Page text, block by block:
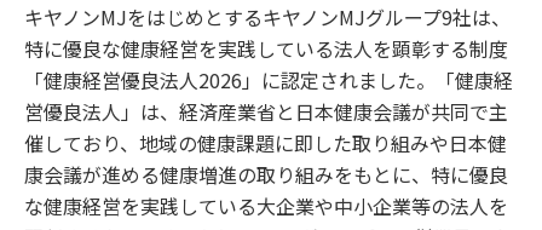
キヤノンMJをはじめとするキヤノンMJグループ9社は、
特に優良な健康経営を実践している法人を顕彰する制度
「健康経営優良法人2026」に認定されました。「健康経
営優良法人」は、経済産業省と日本健康会議が共同で主
催しており、地域の健康課題に即した取り組みや日本健
康会議が進める健康増進の取り組みをもとに、特に優良
な健康経営を実践している大企業や中小企業等の法人を